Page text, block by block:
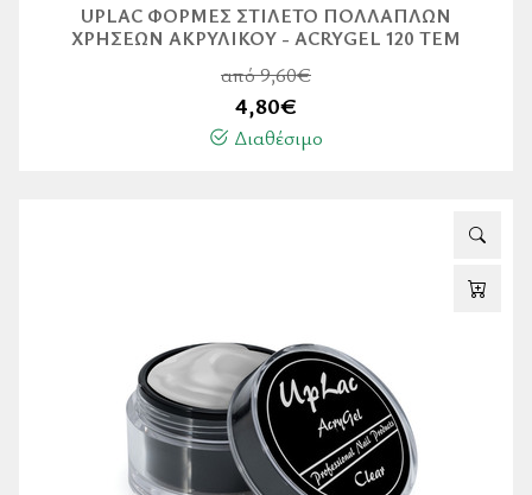
UPLAC ΦΌΡΜΕΣ ΣΤΙΛΈΤΟ ΠΟΛΛΑΠΛΏΝ
ΧΡΉΣΕΩΝ ΑΚΡΥΛΙΚΟΎ - ACRYGEL 120 ΤΕΜ
από 9,60€
4,80€
Διαθέσιμο